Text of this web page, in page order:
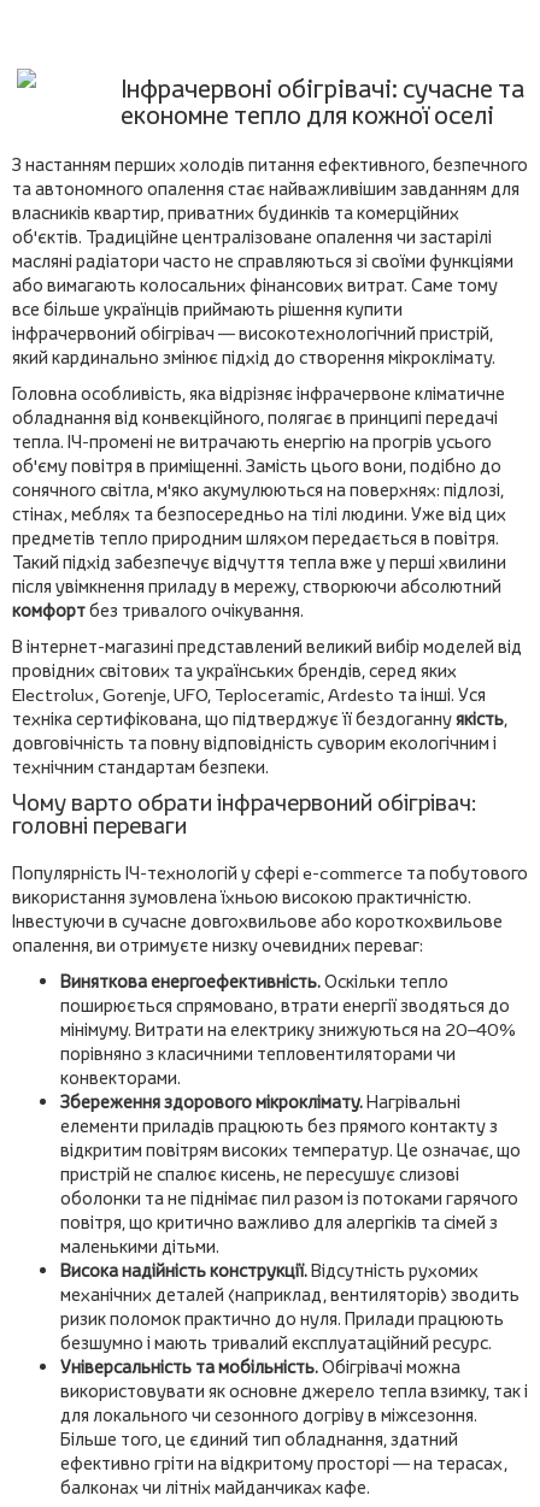
Інфрачервоні обігрівачі: сучасне та
економне тепло для кожної оселі
З настанням перших холодів питання ефективного, безпечного
та автономного опалення стає найважливішим завданням для
власників квартир, приватних будинків та комерційних
об'єктів. Традиційне централізоване опалення чи застарілі
масляні радіатори часто не справляються зі своїми функціями
або вимагають колосальних фінансових витрат. Саме тому
все більше українців приймають рішення купити
інфрачервоний обігрівач — високотехнологічний пристрій,
який кардинально змінює підхід до створення мікроклімату.
Головна особливість, яка відрізняє інфрачервоне кліматичне
обладнання від конвекційного, полягає в принципі передачі
тепла. ІЧ-промені не витрачають енергію на прогрів усього
об'єму повітря в приміщенні. Замість цього вони, подібно до
сонячного світла, м'яко акумулюються на поверхнях: підлозі,
стінах, меблях та безпосередньо на тілі людини. Уже від цих
предметів тепло природним шляхом передається в повітря.
Такий підхід забезпечує відчуття тепла вже у перші хвилини
після увімкнення приладу в мережу, створюючи абсолютний
комфортбез тривалого очікування.
В інтернет-магазині представлений великий вибір моделей від
провідних світових та українських брендів, серед яких
Electrolux, Gorenje, UFO, Teploceramic, Ardesto та інші. Уся
техніка сертифікована, що підтверджує її бездоганнуякість,
довговічність та повну відповідність суворим екологічним і
технічним стандартам безпеки.
Чому варто обрати інфрачервоний обігрівач:
головні переваги
Популярність ІЧ-технологій у сфері e-commerce та побутового
використання зумовлена їхньою високою практичністю.
Інвестуючи в сучасне довгохвильове або короткохвильове
опалення, ви отримуєте низку очевидних переваг:
Виняткова енергоефективність.Оскільки тепло
поширюється спрямовано, втрати енергії зводяться до
мінімуму. Витрати на електрику знижуються на 20–40%
порівняно з класичними тепловентиляторами чи
конвекторами.
Збереження здорового мікроклімату.Нагрівальні
елементи приладів працюють без прямого контакту з
відкритим повітрям високих температур. Це означає, що
пристрій не спалює кисень, не пересушує слизові
оболонки та не піднімає пил разом із потоками гарячого
повітря, що критично важливо для алергіків та сімей з
маленькими дітьми.
Висока надійність конструкції.Відсутність рухомих
механічних деталей (наприклад, вентиляторів) зводить
ризик поломок практично до нуля. Прилади працюють
безшумно і мають тривалий експлуатаційний ресурс.
Універсальність та мобільність.Обігрівачі можна
використовувати як основне джерело тепла взимку, так і
для локального чи сезонного догріву в міжсезоння.
Більше того, це єдиний тип обладнання, здатний
ефективно гріти на відкритому просторі — на терасах,
балконах чи літніх майданчиках кафе.